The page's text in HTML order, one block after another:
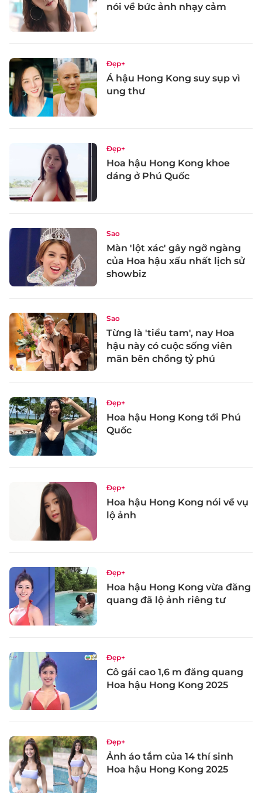
nói về bức ảnh nhạy cảm
Đẹp+
Á hậu Hong Kong suy sụp vì
ung thư
Đẹp+
Hoa hậu Hong Kong khoe
dáng ở Phú Quốc
Sao
Màn 'lột xác' gây ngỡ ngàng
của Hoa hậu xấu nhất lịch sử
showbiz
Sao
Từng là 'tiểu tam', nay Hoa
hậu này có cuộc sống viên
mãn bên chồng tỷ phú
Đẹp+
Hoa hậu Hong Kong tới Phú
Quốc
Đẹp+
Hoa hậu Hong Kong nói về vụ
lộ ảnh
Đẹp+
Hoa hậu Hong Kong vừa đăng
quang đã lộ ảnh riêng tư
Đẹp+
Cô gái cao 1,6 m đăng quang
Hoa hậu Hong Kong 2025
Đẹp+
Ảnh áo tắm của 14 thí sinh
Hoa hậu Hong Kong 2025